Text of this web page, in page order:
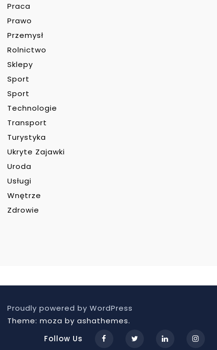
Praca
Prawo
Przemysł
Rolnictwo
Sklepy
Sport
Sport
Technologie
Transport
Turystyka
Ukryte Zajawki
Uroda
Usługi
Wnętrze
Zdrowie
Proudly powered by WordPress
Theme: moza by ashathemes.
Follow Us